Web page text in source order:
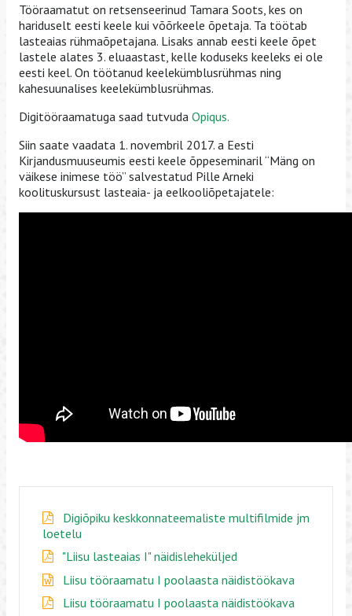
Tööraamatut on retsenseerinud Tamara Soots, kes on
hariduselt eesti keele kui võõrkeele õpetaja. Ta töötab
lasteaias rühmaõpetajana. Lisaks annab eesti keele õpet
lastele alates 3. eluaastast, kelle koduseks keeleks ei ole
eesti keel. On töötanud keelekümblusrühmas ning
kahesuunalises keelekümblusrühmas.
Digitööraamatuga saad tutvuda Opiqus.
Siin saate vaadata 1. novembril 2017. a Eesti
Kirjandusmuuseumis eesti keele õppeseminaril “Mäng on
väikese inimese töö” salvestatud Pille Arneki
koolituskursust lasteaia- ja eelkooliõpetajatele:
Digiõpiku keskkonnateemaliste multifilmide jm
loetelu
"Liisu lasteaias I" näidisleheküljed
Liisu tööraamatu I poolaasta näidistöökava
Liisu tööraamatu I poolaasta näidistöökava